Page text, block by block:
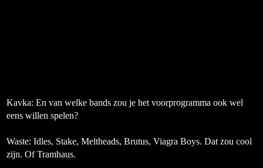
Kavka: En van welke bands zou je het voorprogramma ook wel
eens willen spelen?
Waste: Idles, Stake, Meltheads, Brutus, Viagra Boys. Dat zou cool
zijn. Of Tramhaus.